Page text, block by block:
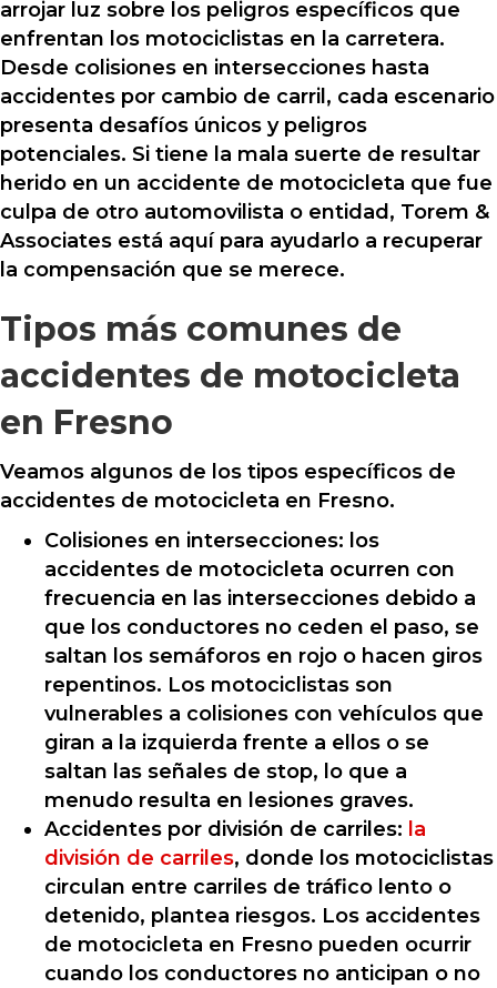
arrojar luz sobre los peligros específicos que
enfrentan los motociclistas en la carretera.
Desde colisiones en intersecciones hasta
accidentes por cambio de carril, cada escenario
presenta desafíos únicos y peligros
potenciales. Si tiene la mala suerte de resultar
herido en un accidente de motocicleta que fue
culpa de otro automovilista o entidad, Torem &
Associates está aquí para ayudarlo a recuperar
la compensación que se merece.
Tipos más comunes de
accidentes de motocicleta
en Fresno
Veamos algunos de los tipos específicos de
accidentes de motocicleta en Fresno.
Colisiones en intersecciones: los
accidentes de motocicleta ocurren con
frecuencia en las intersecciones debido a
que los conductores no ceden el paso, se
saltan los semáforos en rojo o hacen giros
repentinos. Los motociclistas son
vulnerables a colisiones con vehículos que
giran a la izquierda frente a ellos o se
saltan las señales de stop, lo que a
menudo resulta en lesiones graves.
Accidentes por división de carriles: la
división de carriles, donde los motociclistas
circulan entre carriles de tráfico lento o
detenido, plantea riesgos. Los accidentes
de motocicleta en Fresno pueden ocurrir
cuando los conductores no anticipan o no